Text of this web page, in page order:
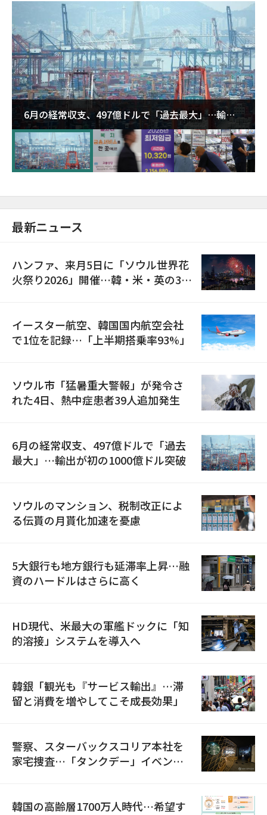
6月の経常収支、497億ドルで「過去最大」…輸出
が初の1000億ドル突破
最新ニュース
ハンファ、来月5日に「ソウル世界花
火祭り2026」開催…韓・米・英の3カ
イースター航空、韓国国内航空会社
で1位を記録…「上半期搭乗率93%」
ソウル市「猛暑重大警報」が発令さ
れた4日、熱中症患者39人追加発生
6月の経常収支、497億ドルで「過去
最大」…輸出が初の1000億ドル突破
ソウルのマンション、税制改正によ
る伝貰の月貰化加速を憂慮
5大銀行も地方銀行も延滞率上昇…融
資のハードルはさらに高く
HD現代、米最大の軍艦ドックに「知
的溶接」システムを導入へ
韓銀「観光も『サービス輸出』…滞
留と消費を増やしてこそ成長効果」
警察、スターバックスコリア本社を
家宅捜査…「タンクデー」イベント
韓国の高齢層1700万人時代…希望す